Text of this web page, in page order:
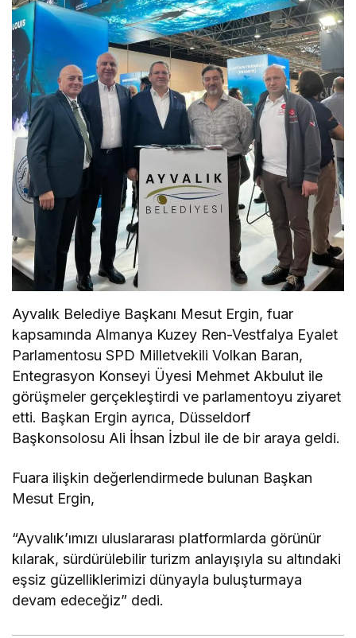
Ayvalık Belediye Başkanı Mesut Ergin, fuar
kapsamında Almanya Kuzey Ren-Vestfalya Eyalet
Parlamentosu SPD Milletvekili Volkan Baran,
Entegrasyon Konseyi Üyesi Mehmet Akbulut ile
görüşmeler gerçekleştirdi ve parlamentoyu ziyaret
etti. Başkan Ergin ayrıca, Düsseldorf
Başkonsolosu Ali İhsan İzbul ile de bir araya geldi.
Fuara ilişkin değerlendirmede bulunan Başkan
Mesut Ergin,
“Ayvalık’ımızı uluslararası platformlarda görünür
kılarak, sürdürülebilir turizm anlayışıyla su altındaki
eşsiz güzelliklerimizi dünyayla buluşturmaya
devam edeceğiz” dedi.